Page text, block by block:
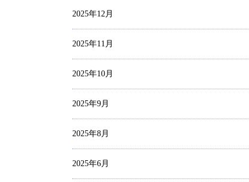
2025年12月
2025年11月
2025年10月
2025年9月
2025年8月
2025年6月